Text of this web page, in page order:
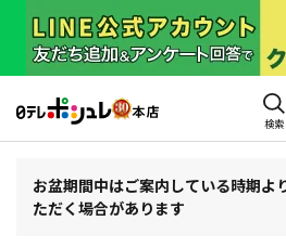
検索
お盆期間中はご案内している時期よ
ただく場合があります